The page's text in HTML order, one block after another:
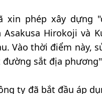
xin phép xây dựng
Hirokoji và
Vào thời điểm này,
sắt địa
ty đã bắt đầu áp